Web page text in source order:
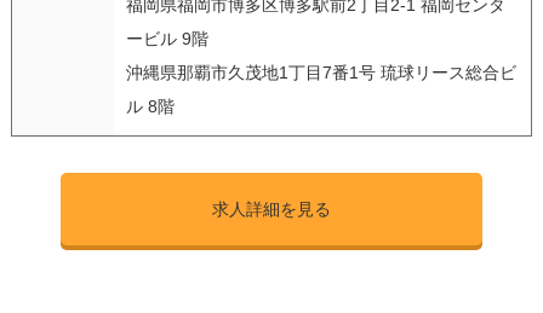
福岡県福岡市博多区博多駅前2丁目2-1 福岡センタ
ービル 9階
沖縄県那覇市久茂地1丁目7番1号 琉球リース総合ビ
ル 8階
求人詳細を見る